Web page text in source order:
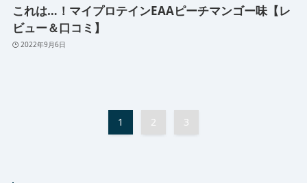
これは…！マイプロテインEAAピーチマンゴー味【レ
ビュー＆口コミ】
2022年9月6日
1 2 3